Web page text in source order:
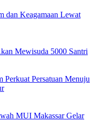
dan Keagamaan Lewat
Mewisuda 5000 Santri
Persatuan Menuju
MUI Makassar Gelar